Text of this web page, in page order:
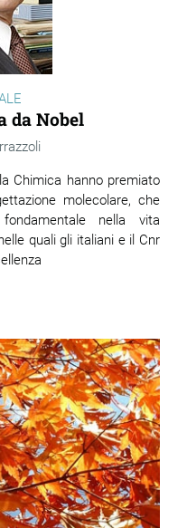
da Nobel
Chimica hanno premiato
molecolare, che
nella vita
quali gli italiani e il Cnr